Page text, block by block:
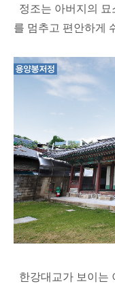
정조는 아버지의
를 멈추고 편안하게
한강대교가 보이는